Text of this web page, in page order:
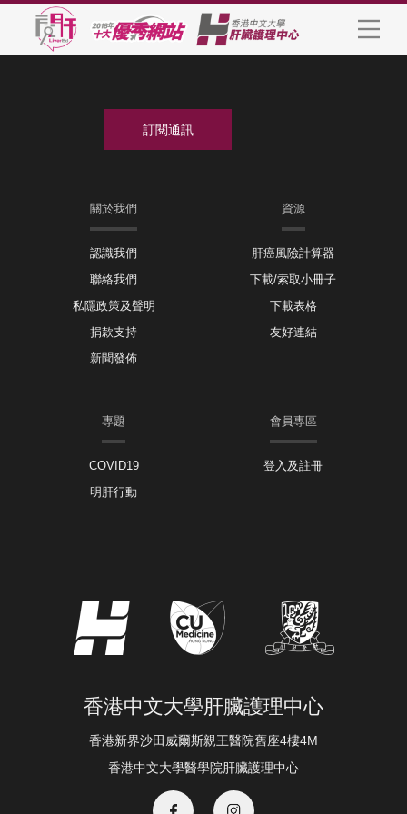
關於我們
認識我們
聯絡我們
私隱政策及聲明
捐款支持
新聞發佈
資源
肝癌風險計算器
下載/索取小冊子
下載表格
友好連結
專題
COVID19
明肝行動
會員專區
登入及註冊
香港中文大學肝臟護理中心
香港新界沙田威爾斯親王醫院舊座4樓4M
香港中文大學醫學院肝臟護理中心